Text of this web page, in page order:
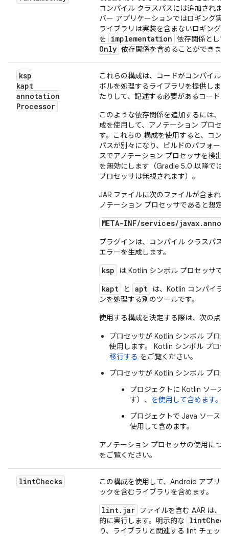
コンパイル クラスパスには追加されま
バー アプリケーションではロギング実
ライブラリは実装を含まないロギング
を
implementation 依存関係とし
Only 依存関係を含めることができま
ksp
kapt
annotation
Processor
これらの構成は、コードがコンパイル
ボルを処理するライブラリを提供しま
たりして、記述する必要があるコード
このような依存関係を追加するには、
成を使用して、アノテーション プロセ
す。これらの 構成を使用すると、コン
パスが別々になり、ビルドのパフォー
スでアノテーション プロセッサを検出
を無効にします（Gradle 5.0 以降では
プロセッサは無視されます）。
JAR ファイルに次のファイルが含まれ
ノテーション プロセッサであると想定
META-INF/services/
プラグインは、コンパイル クラスパス
エラーを生成します。
ksp は Kotlin シンボル プロセッサで
kapt と apt
は、Kotlin コンパイラ
ンを処理する別のツールです。
使用する構成を決定する際は、次の点
プロセッサが Kotlin シンボル プロ
使用します。 Kotlin シンボル プロ
移行する をご覧ください。
プロセッサが Kotlin シンボル プロ
プロジェクトに Kotlin ソース
す）、 を使用して含めます。
プロジェクトで Java ソース
使用して含めます。
アノテーション プロセッサの使用につ
をご覧ください。
lintChecks
この構成を使用して、Android アプリ
ックを含むライブラリを含めます。
lint.jar
ファイルを含む AAR は、
的に実行します。明示的な
り、ライブラリと関連する lint チェッ